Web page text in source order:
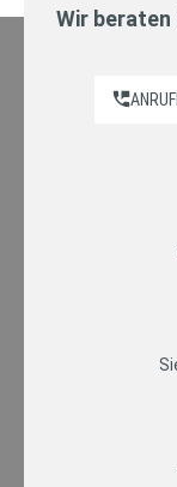
Wir beraten